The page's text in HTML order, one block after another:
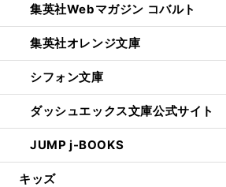
集英社Webマガジン コバルト
集英社オレンジ文庫
シフォン文庫
ダッシュエックス文庫公式サイト
JUMP j-BOOKS
キッズ